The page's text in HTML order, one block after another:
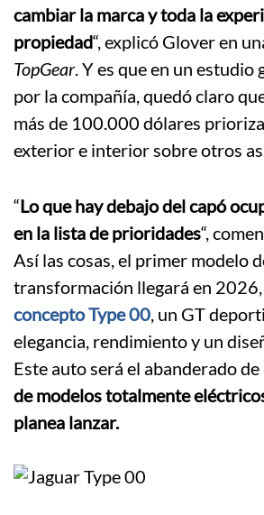
cambiar la marca y toda la
propiedad“, explicó Glover en
TopGear. Y es que en un estudio
por la compañía, quedó claro
más de 100.000 dólares
exterior e interior sobre otros
“Lo que hay debajo del capó
en la lista de prioridades“,
Así las cosas, el primer modelo
transformación llegará en
concepto Type 00, un GT
elegancia, rendimiento y un
Este auto será el abanderado de
de modelos totalmente
planea lanzar.